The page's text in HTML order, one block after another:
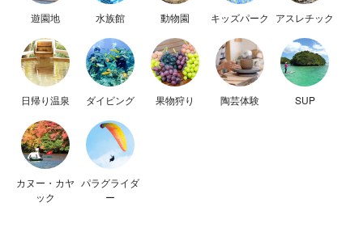
遊園地 水族館 動物園 キッズパーク アスレチック
日帰り温泉 ダイビング 果物狩り 陶芸体験 SUP
カヌー・カヤ
ック
パラグライダ
ー